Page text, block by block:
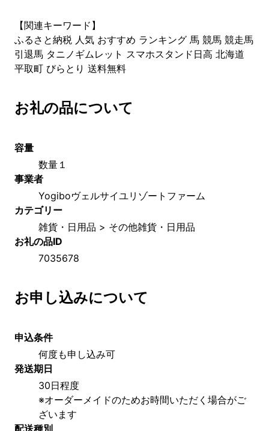
【関連キーワード】
ふるさと納税 人気 おすすめ ランキング 馬 競馬 競走馬
引退馬 タニノギムレット スマホスタンド日高 北海道
平取町 びらとり 送料無料
お礼の品について
容量
数量１
事業者
Yogiboヴェルサイユリゾートファーム
カテゴリー
雑貨・日用品 > その他雑貨・日用品
お礼の品ID
7035678
お申し込みについて
申込条件
何度も申し込み可
発送期日
30日程度
※オーダーメイドのためお時間いただく場合がご
ざいます
配送種別